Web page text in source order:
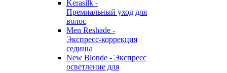
Kerasilk -
Премиальный уход для
волос
Men Reshade -
Экспресс-коррекция
седины
New Blonde - Экспресс
осветление для